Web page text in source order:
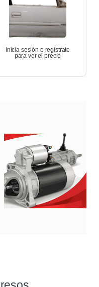
Inicia sesión o regístrate
para ver el precio